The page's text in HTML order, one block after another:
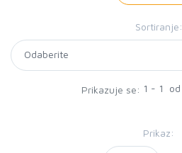
Sortiranje:
Prikazuje se: 1 - 1 od
Prikaz: